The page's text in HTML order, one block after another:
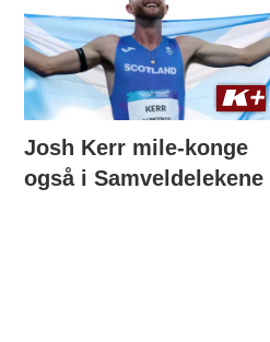
Josh Kerr mile-konge
også i Samveldelekene